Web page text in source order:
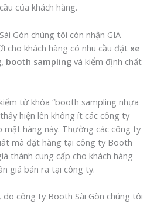
của khách hàng.
Gòn chúng tôi còn nhận GIA
cho khách hàng có nhu cầu đặtxe
booth sampling và kiểm định chất
từ khóa “booth sampling nhựa
hiện lên không ít các công ty
mặt hàng này. Thường các công ty
mà đặt hàng tại công ty Booth
thành cung cấp cho khách hàng
giá bán ra tại công ty.
do công ty Booth Sài Gòn chúng tôi